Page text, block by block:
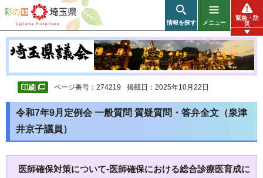
彩の国 埼玉県
情報を探す メニュー
緊急・防
災
ページ番号：274219 掲載日：2025年10月22日
令和7年9月定例会 一般質問 質疑質問・答弁全文（泉津
井京子議員）
医師確保対策について-医師確保における総合診療医育成に